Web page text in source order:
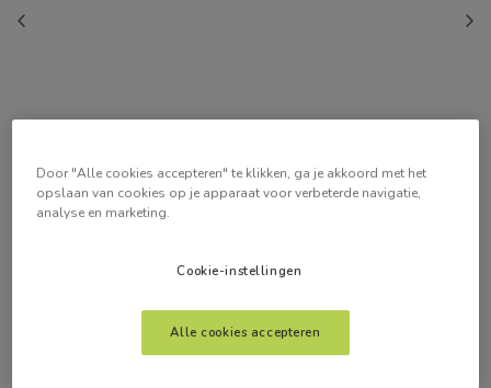
Door "Alle cookies accepteren" te klikken, ga je akkoord met het
opslaan van cookies op je apparaat voor verbeterde navigatie,
analyse en marketing.
Cookie-instellingen
Alle cookies accepteren